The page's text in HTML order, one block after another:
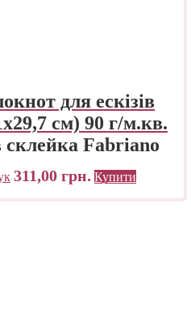
для ескізів
см) 90 г/м.кв.
склейка Fabriano
Італія
311,00 грн. Купити